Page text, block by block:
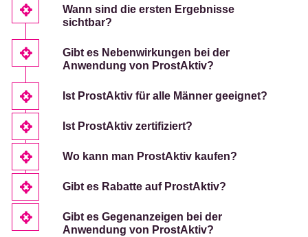
Wann sind die ersten Ergebnisse
sichtbar?
Gibt es Nebenwirkungen bei der
Anwendung von ProstAktiv?
Ist ProstAktiv für alle Männer geeignet?
Ist ProstAktiv zertifiziert?
Wo kann man ProstAktiv kaufen?
Gibt es Rabatte auf ProstAktiv?
Gibt es Gegenanzeigen bei der
Anwendung von ProstAktiv?